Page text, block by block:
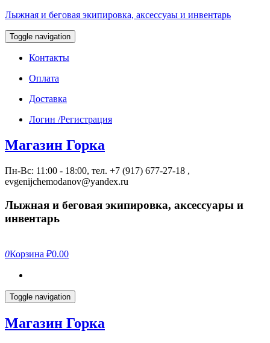
Лыжная и беговая экипировка, аксессуаы и инвентарь
Toggle navigation
Контакты
Оплата
Доставка
Логин /Регистрация
Магазин Горка
Пн-Вс: 11:00 - 18:00, тел. +7 (917) 677-27-18 ,
evgenijchemodanov@yandex.ru
Лыжная и беговая экипировка, аксессуары и
инвентарь
0Корзина ₽0.00
Toggle navigation
Магазин Горка